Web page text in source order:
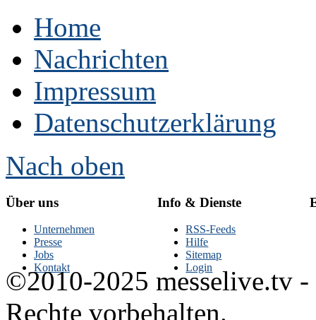
Home
Nachrichten
Impressum
Datenschutzerklärung
Nach oben
Über uns
Unternehmen
Presse
Jobs
Kontakt
Info & Dienste
RSS-Feeds
Hilfe
Sitemap
Login
©2010-2025 messelive.tv -
Rechte vorbehalten.